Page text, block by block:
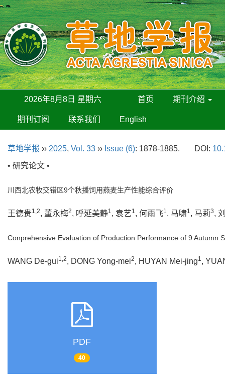
2026年8月8日 星期六 首页 期刊介绍
期刊订阅 联系我们 English
草地学报 ›› 2025, Vol. 33 ›› Issue (6): 1878-1885. DOI:
• 研究论文 •
川西北农牧交错区9个秋播饲用燕麦生产性能综合评价
王德贵1,2, 董永梅2, 呼延美静1, 袁艺1, 何雨飞1, 马啸1, 马莉3,
Conprehensive Evaluation of Production Performance of 9 Autumn
WANG De-gui1,2, DONG Yong-mei2, HUYAN Mei-jing1,
PDF
40